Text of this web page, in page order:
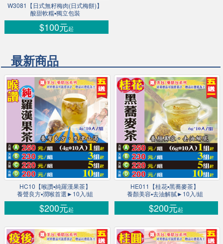
W3081【日式無籽梅肉(日式梅餅)】
酸甜軟糯▪獨立包裝
$100元起
最新商品
HC10【喉讚▪純羅漢果茶】
養聲良方▪潤喉首選►10入/組
$200元起
HE011【桂花▪黑蕎麥茶】
養顏美容▪去油解膩►10入/組
$200元起